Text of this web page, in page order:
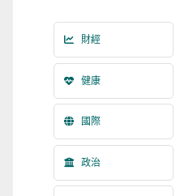
財經
健康
國際
政治